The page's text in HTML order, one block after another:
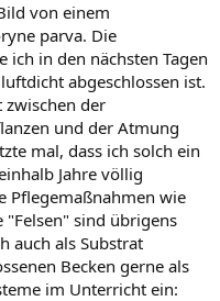
von einem
parva. Die
ich in den nächsten Tagen
abgeschlossen ist.
zwischen der
und der Atmung
mal, dass ich solch ein
Jahre völlig
Pflegemaßnahmen wie
"Felsen" sind übrigens
auch als Substrat
Becken gerne als
im Unterricht ein: